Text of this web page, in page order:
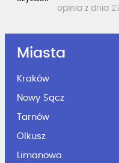
opinia z dnia
Miasta
Kraków
Nowy Sącz
Tarnów
Olkusz
Limanowa